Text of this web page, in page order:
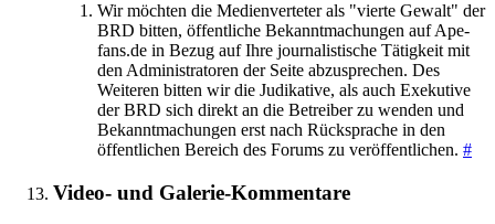
Wir möchten die Medienverteter als "vierte Gewalt" der
BRD bitten, öffentliche Bekanntmachungen auf Ape-
fans.de in Bezug auf Ihre journalistische Tätigkeit mit
den Administratoren der Seite abzusprechen. Des
Weiteren bitten wir die Judikative, als auch Exekutive
der BRD sich direkt an die Betreiber zu wenden und
Bekanntmachungen erst nach Rücksprache in den
öffentlichen Bereich des Forums zu veröffentlichen. #
Video- und Galerie-Kommentare